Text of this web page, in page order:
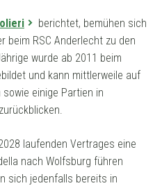
berichtet, bemühen sich
beim RSC Anderlecht zu den
wurde ab 2011 beim
und kann mittlerweile auf
einige Partien in
laufenden Vertrages eine
nach Wolfsburg führen
sich jedenfalls bereits in